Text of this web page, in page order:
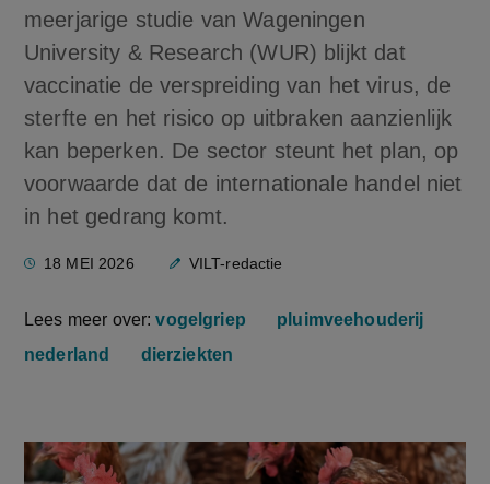
meerjarige studie van Wageningen
University & Research (WUR) blijkt dat
vaccinatie de verspreiding van het virus, de
sterfte en het risico op uitbraken aanzienlijk
kan beperken. De sector steunt het plan, op
voorwaarde dat de internationale handel niet
in het gedrang komt.
18 MEI 2026 VILT-redactie
Lees meer over:vogelgriep
pluimveehouderij
nederland
dierziekten